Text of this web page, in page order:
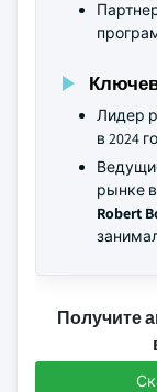
Лидер
в 2024
рынке
Robert
Получите